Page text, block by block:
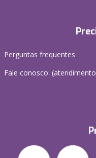
Perguntas frequentes
Fale conosco: